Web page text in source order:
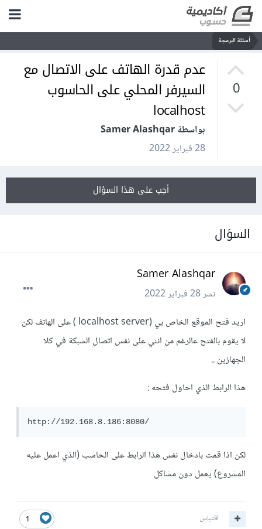
أسئلة البرمجة
0
عدم قدرة الهاتف على الاتصال مع
السيرفر المحلي على الحاسوب
localhost
بواسطة Samer Alashqar
28 فبراير 2022
أجب على هذا السؤال
السؤال
Samer Alashqar
نشر28 فبراير 2022
اريد فتح الموقع الخاص بي (localhost server ) على الهاتف لكن
لا يقوم بالفتح عالرغم من انني على نفس اتصال الشبكة في كلا
الجهازين ..
هذا الرابط الذي احاول فتحه :
http://192.168.8.186:8080/
لكن اذا قمت بادخال نفس هذا الرابط على الحاسب (الذي اعمل عليه
المشروع) يعمل دون مشاكل
1 اقتباس